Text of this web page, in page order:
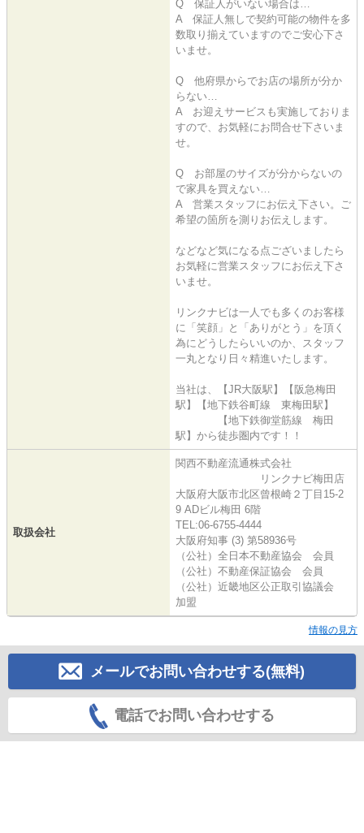
Q 保証人がいない場合は…
A 保証人無しで契約可能の物件を多
数取り揃えていますのでご安心下さ
いませ。
Q 他府県からでお店の場所が分か
らない…
A お迎えサービスも実施しておりま
すので、お気軽にお問合せ下さいま
せ。
Q お部屋のサイズが分からないの
で家具を買えない…
A 営業スタッフにお伝え下さい。ご
希望の箇所を測りお伝えします。
などなど気になる点ございましたら
お気軽に営業スタッフにお伝え下さ
いませ。
リンクナビは一人でも多くのお客様
に「笑顔」と「ありがとう」を頂く
為にどうしたらいいのか、スタッフ
一丸となり日々精進いたします。
当社は、【JR大阪駅】【阪急梅田
駅】【地下鉄谷町線 東梅田駅】
【地下鉄御堂筋線 梅田
駅】から徒歩圏内です！！
取扱会社
関西不動産流通株式会社
リンクナビ梅田店
大阪府大阪市北区曾根崎２丁目15-2
9 ADビル梅田 6階
TEL:06-6755-4444
大阪府知事 (3) 第58936号
（公社）全日本不動産協会 会員
（公社）不動産保証協会 会員
（公社）近畿地区公正取引協議会
加盟
情報の見方
メールでお問い合わせする(無料)
電話でお問い合わせする